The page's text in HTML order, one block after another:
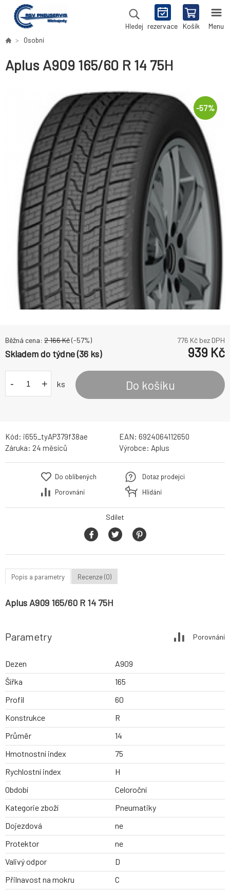
Hledej rezervace Košík Menu
Osobní
Aplus A909 165/60 R 14 75H
-57%
Běžná cena: 2 166Kč(-57%) 776 Kč bez DPH
Skladem do týdne (36 ks) 939 Kč
- + ks Do košíku
Kód: i655_tyAP379f38ae EAN: 6924064112650
Záruka: 24 měsíců Výrobce: Aplus
Do oblíbených
Porovnání
Dotaz prodejci
Hlídání
Sdílet
Popis a parametry Recenze (0)
Aplus A909 165/60 R 14 75H
Parametry Porovnání
Dezen
A909
Šířka
165
Profil
60
Konstrukce
R
Průměr
14
Hmotnostní index
75
Rychlostní index
H
Období
Celoroční
Kategorie zboží
Pneumatiky
Dojezdová
ne
Protektor
ne
Valivý odpor
D
Přilnavost na mokru
C